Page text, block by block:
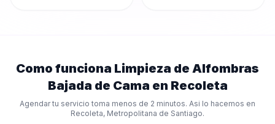
Como funciona Limpieza de Alfombras
Bajada de Cama en Recoleta
Agendar tu servicio toma menos de 2 minutos. Asi lo hacemos en
Recoleta, Metropolitana de Santiago.